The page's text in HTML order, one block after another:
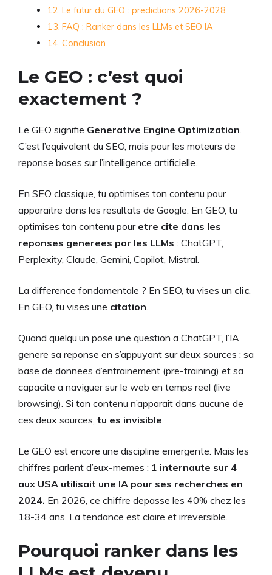
Le futur du GEO : predictions 2026-2028
FAQ : Ranker dans les LLMs et SEO IA
Conclusion
Le GEO : c’est quoi
exactement ?
Le GEO signifie Generative Engine Optimization
C’est l’equivalent du SEO, mais pour les moteurs de
reponse bases sur l’intelligence artificielle.
En SEO classique, tu optimises ton contenu pour
apparaitre dans les resultats de Google. En GEO, tu
optimises ton contenu pour etre cite dans les
reponses generees par les LLMs : ChatGPT,
Perplexity, Claude, Gemini, Copilot, Mistral.
La difference fondamentale ? En SEO, tu vises un clic
En GEO, tu vises une citation
Quand quelqu’un pose une question a ChatGPT, l’IA
genere sa reponse en s’appuyant sur deux sources : sa
base de donnees d’entrainement (pre-training) et sa
capacite a naviguer sur le web en temps reel (live
browsing). Si ton contenu n’apparait dans aucune de
ces deux sources, tu es invisible
Le GEO est encore une discipline emergente. Mais les
chiffres parlent d’eux-memes : 1 internaute sur 4
aux USA utilisait une IA pour ses recherches en
2024. En 2026, ce chiffre depasse les 40% chez les
18-34 ans. La tendance est claire et irreversible.
Pourquoi ranker dans les